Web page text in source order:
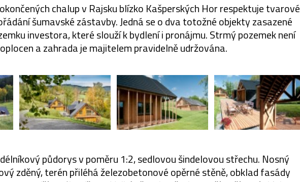
chalup v Rajsku blízko Kašperských Hor respektuje tvarové
šumavské zástavby. Jedná se o dva totožné objekty zasazené
investora, které slouží k bydlení i pronájmu. Strmý pozemek není
oplocen a zahrada je majitelem pravidelně udržována.
půdorys v poměru 1:2, sedlovou šindelovou střechu. Nosný
zděný, terén přiléhá železobetonové opěrné stěně, obklad fasády